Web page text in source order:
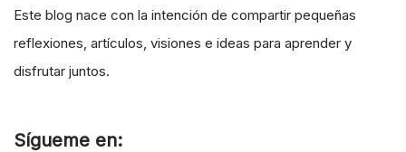
Este blog nace con la intención de compartir pequeñas
reflexiones, artículos, visiones e ideas para aprender y
disfrutar juntos.
Sígueme en: